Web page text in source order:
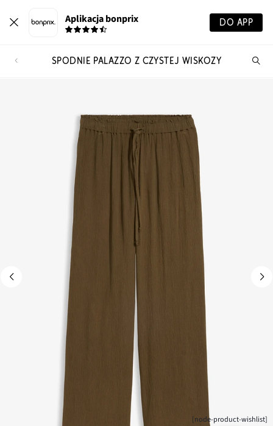
Aplikacja bonprix DO APP
SPODNIE PALAZZO Z CZYSTEJ WISKOZY
[node-product-wishlist]